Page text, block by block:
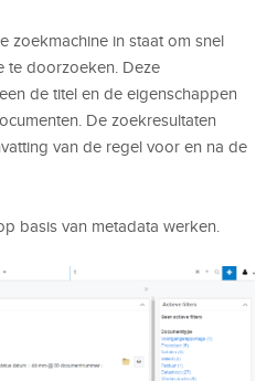
zoekmachine in staat om snel
te doorzoeken. Deze
de titel en de eigenschappen
De zoekresultaten
van de regel voor en na de
basis van metadata werken.